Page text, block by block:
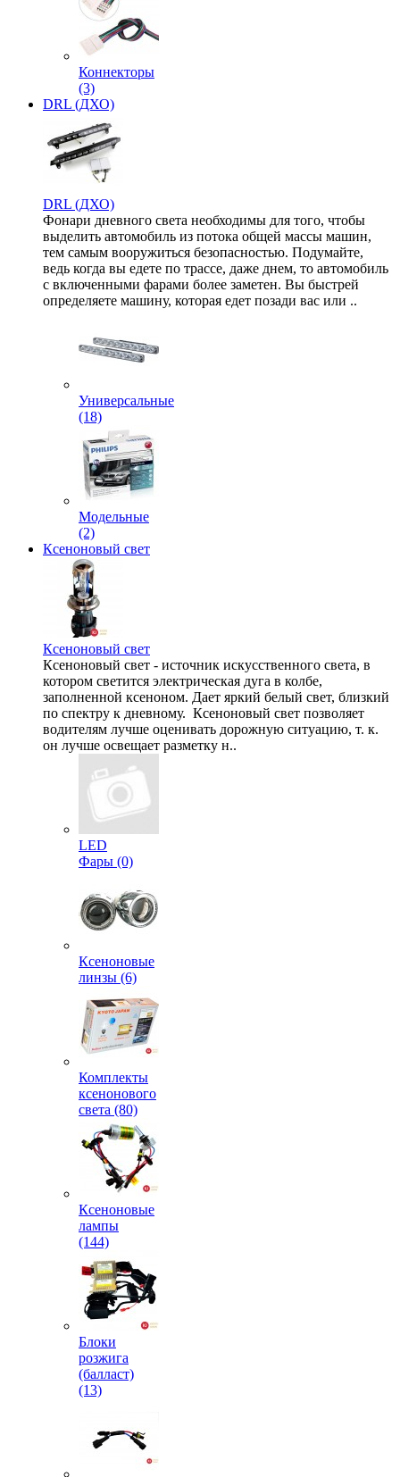
Коннекторы
(3)
DRL (ДХО)
DRL (ДХО)
Фонари дневного света необходимы для того, чтобы
выделить автомобиль из потока общей массы машин,
тем самым вооружиться безопасностью. Подумайте,
ведь когда вы едете по трассе, даже днем, то автомобиль
с включенными фарами более заметен. Вы быстрей
определяете машину, которая едет позади вас или ..
Универсальные
(18)
Модельные
(2)
Ксеноновый свет
Ксеноновый свет
Ксеноновый свет - источник искусственного света, в
котором светится электрическая дуга в колбе,
заполненной ксеноном. Дает яркий белый свет, близкий
по спектру к дневному. Ксеноновый свет позволяет
водителям лучше оценивать дорожную ситуацию, т. к.
он лучше освещает разметку н..
LED
Фары (0)
Ксеноновые
линзы (6)
Комплекты
ксенонового
света (80)
Ксеноновые
лампы
(144)
Блоки
розжига
(балласт)
(13)